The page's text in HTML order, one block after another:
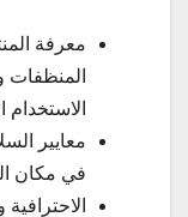
معرفة
معايير
في مكان